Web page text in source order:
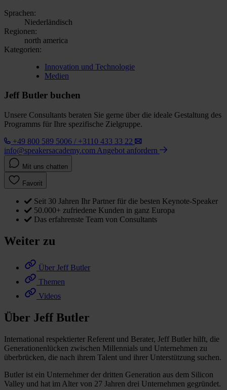
Sprachen:
Niederländisch
Regionen:
north america
Kategorien:
Innovation und Technologie
Medien
Jeff Butler buchen
Unsere Consultants beraten Sie gerne über die ideale Gestaltung des
Programms für Ihre spezifische Zielgruppe.
+49 800 589 5006 / +3110 433 33 22
info@speakersacademy.com Angebot anfordern
Mit uns chatten
Favorit
Seit 30 Jahren Ihr Partner für die besten Keynote-Speaker
50.000+ zufriedene Kunden in ganz Europa
Das erfahrenste Team von Consultants
Weiter zu
Über Jeff Butler
Themen
Videos
Über Jeff Butler
International respektierter Referent und Berater, Jeff Butler hilft, die
Generationenlücken zwischen Millennials und Unternehmen zu
überbrücken, die nach ihrem Talent und ihrer Unterstützung suchen.
Butler ist ein Unternehmer der dritten Generation aus dem Silicon
Valley und hat im Alter von 27 Jahren drei Unternehmen gegründet.